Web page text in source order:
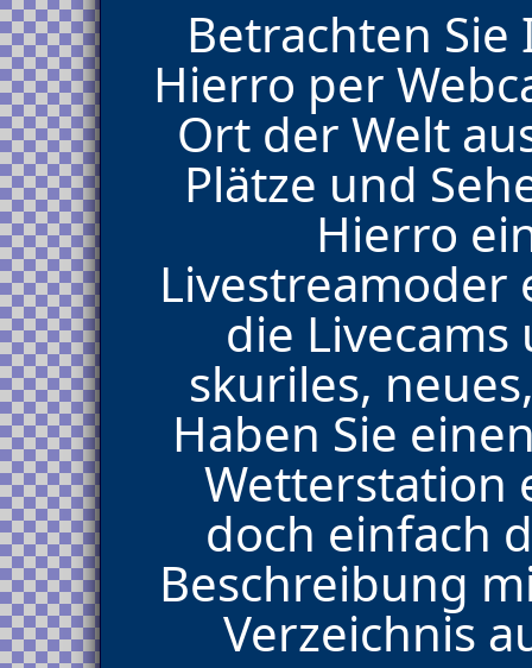
Betrachten
Hierro per
Ort der Welt
Plätze und
Hierro
Livestreamoder
die
skuriles,
Haben Sie
Wetterstation
doch einfach
Beschreibung
Verzeichnis